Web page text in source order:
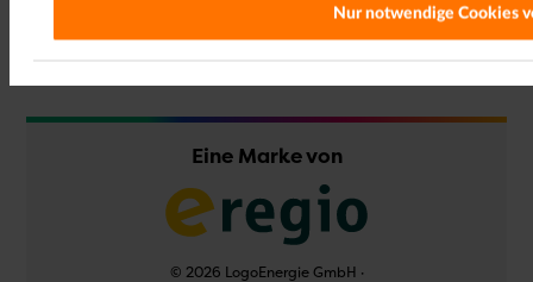
Nur notwendige Cookies
Stroms bis zur ersten Glühbirne?Weiterlesen
Eine Marke von
© 2026 LogoEnergie GmbH ·